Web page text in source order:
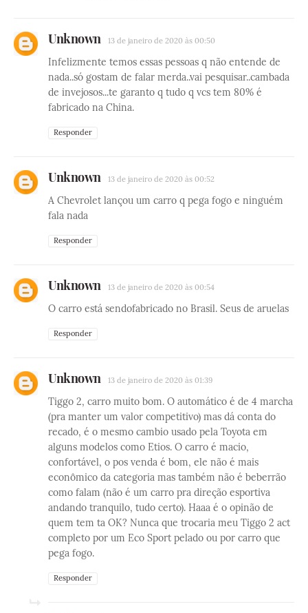
Unknown 13 de janeiro de 2020 às 00:50
Infelizmente temos essas pessoas q não entende de
nada..só gostam de falar merda..vai pesquisar..cambada
de invejosos...te garanto q tudo q vcs tem 80% é
fabricado na China.
Responder
Unknown 13 de janeiro de 2020 às 00:52
A Chevrolet lançou um carro q pega fogo e ninguém
fala nada
Responder
Unknown 13 de janeiro de 2020 às 00:54
O carro está sendofabricado no Brasil. Seus de aruelas
Responder
Unknown 13 de janeiro de 2020 às 01:39
Tiggo 2, carro muito bom. O automático é de 4 marcha
(pra manter um valor competitivo) mas dá conta do
recado, é o mesmo cambio usado pela Toyota em
alguns modelos como Etios. O carro é macio,
confortável, o pos venda é bom, ele não é mais
econômico da categoria mas também não é beberrão
como falam (não é um carro pra direção esportiva
andando tranquilo, tudo certo). Haaa é o opinão de
quem tem ta OK? Nunca que trocaria meu Tiggo 2 act
completo por um Eco Sport pelado ou por carro que
pega fogo.
Responder